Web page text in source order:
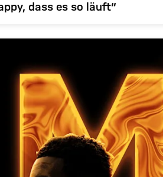
dass es so läuft“